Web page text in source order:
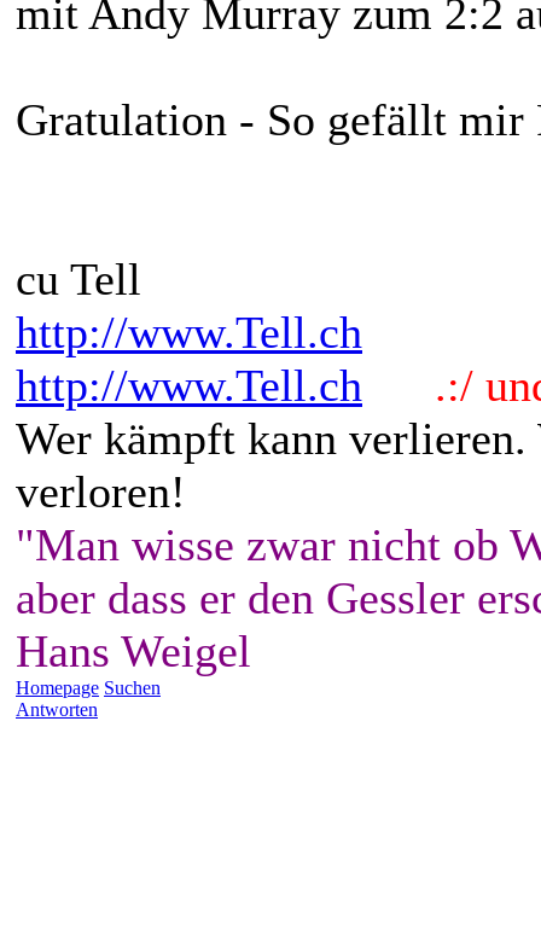
mit Andy Murray zum 2:2
Gratulation - So gefällt
cu Tell
http://www.Tell.ch
http://www.Tell.ch
.:/
Wer kämpft kann
verloren!
"Man wisse zwar nicht ob
aber dass er den Gessler
Hans Weigel
Homepage Suchen
Antworten